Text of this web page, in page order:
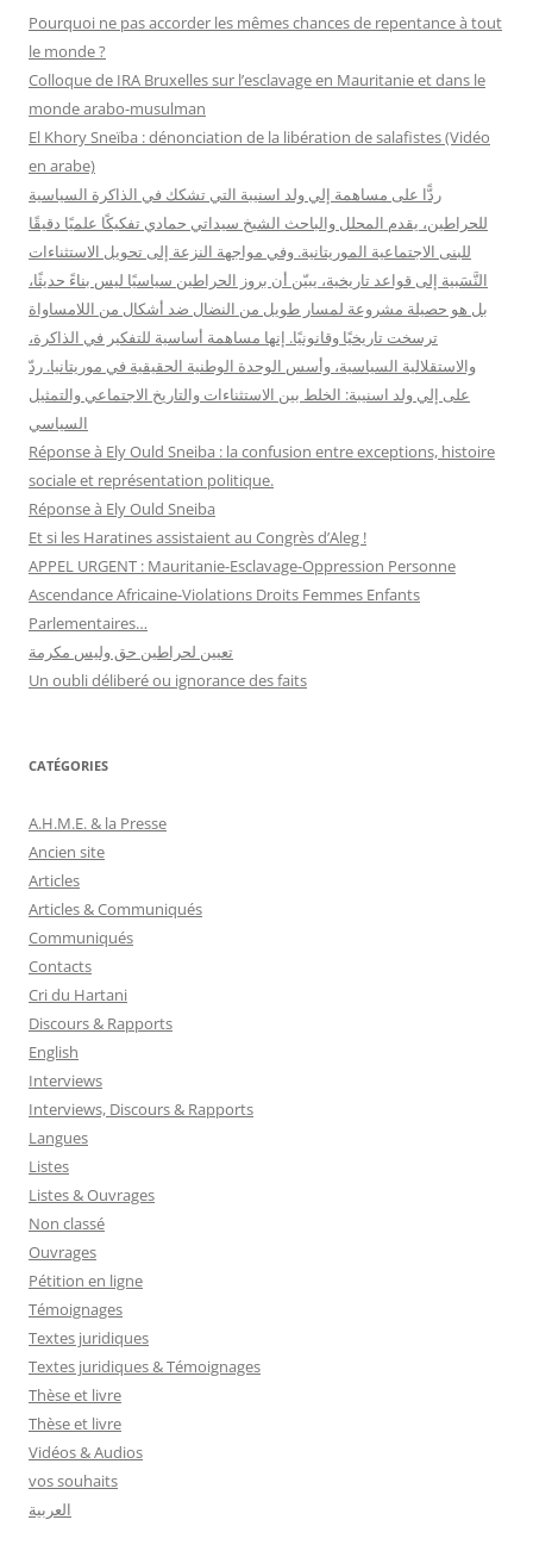
r
c
h
r
Pourquoi ne pas accorder les mêmes chances de repentance à tout
le monde ?
Colloque de IRA Bruxelles sur l’esclavage en Mauritanie et dans le
monde arabo-musulman
El Khory Sneïba : dénonciation de la libération de salafistes (Vidéo
en arabe)
ردًّا على مساهمة إلي ولد اسنيبة التي تشكك في الذاكرة السياسية
للحراطين، يقدم المحلل والباحث الشيخ سيداتي حمادي تفكيكًا علميًا دقيقًا
للبنى الاجتماعية الموريتانية. وفي مواجهة النزعة إلى تحويل الاستثناءات
النَّسَبية إلى قواعد تاريخية، يبيّن أن بروز الحراطين سياسيًا ليس بناءً حديثًا،
بل هو حصيلة مشروعة لمسار طويل من النضال ضد أشكال من اللامساواة
ترسخت تاريخيًا وقانونيًا. إنها مساهمة أساسية للتفكير في الذاكرة،
والاستقلالية السياسية، وأسس الوحدة الوطنية الحقيقية في موريتانيا. ردّ
على إلي ولد اسنيبة: الخلط بين الاستثناءات والتاريخ الاجتماعي والتمثيل
السياسي
Réponse à Ely Ould Sneiba : la confusion entre exceptions, histoire
sociale et représentation politique.
Réponse à Ely Ould Sneiba
Et si les Haratines assistaient au Congrès d’Aleg !
APPEL URGENT : Mauritanie-Esclavage-Oppression Personne
Ascendance Africaine-Violations Droits Femmes Enfants
Parlementaires…
تعيين لحراطين حق وليس مكرمة
Un oubli déliberé ou ignorance des faits
CATÉGORIES
A.H.M.E. & la Presse
Ancien site
Articles
Articles & Communiqués
Communiqués
Contacts
Cri du Hartani
Discours & Rapports
English
Interviews
Interviews, Discours & Rapports
Langues
Listes
Listes & Ouvrages
Non classé
Ouvrages
Pétition en ligne
Témoignages
Textes juridiques
Textes juridiques & Témoignages
Thèse et livre
Thèse et livre
Vidéos & Audios
vos souhaits
العربية